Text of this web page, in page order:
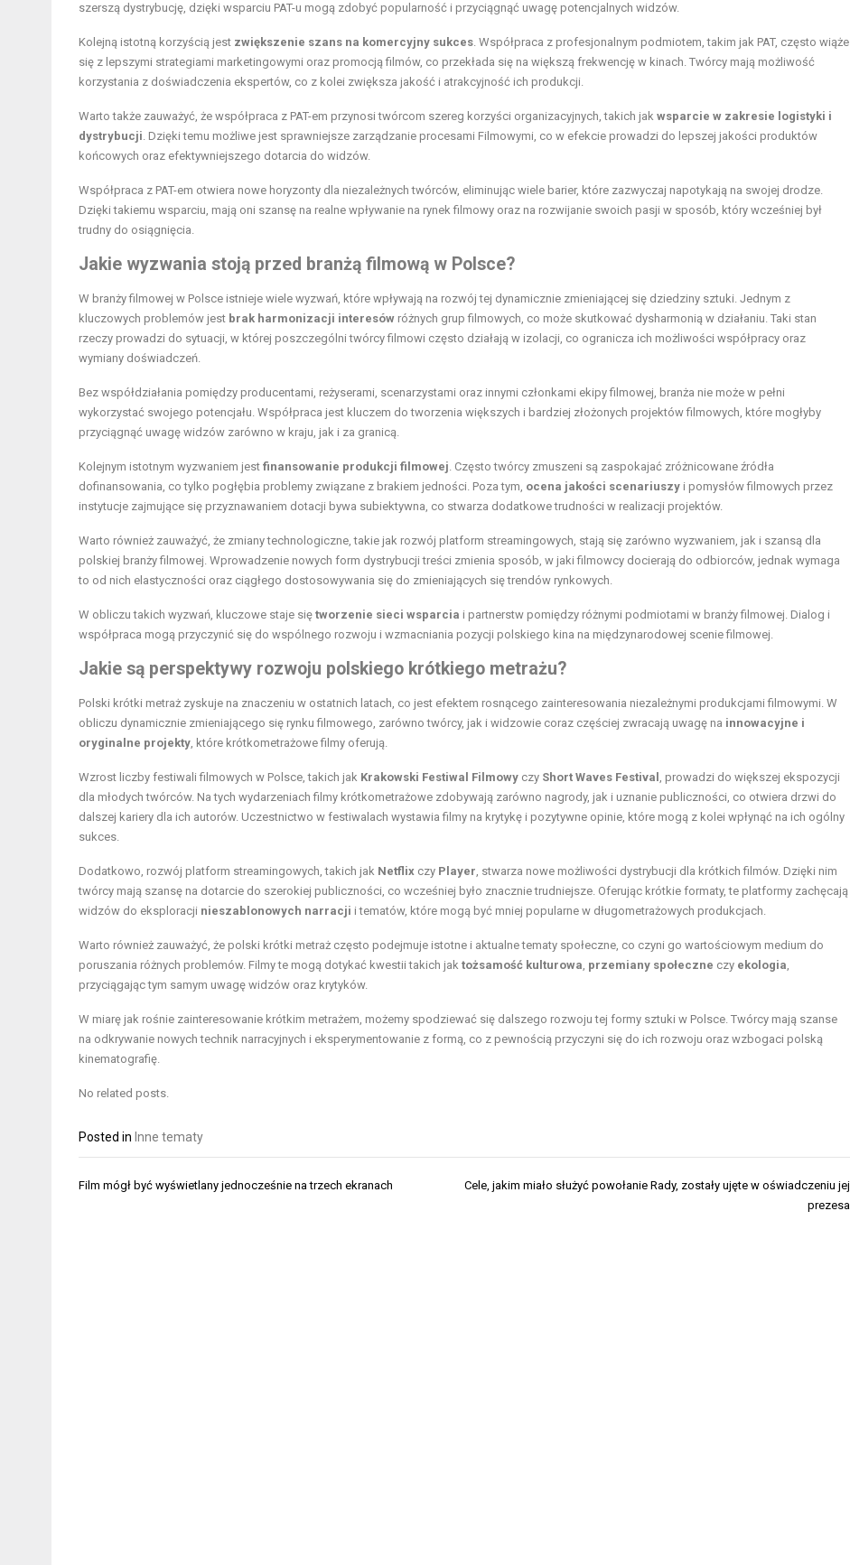
szerszą dystrybucję, dzięki wsparciu PAT-u mogą zdobyć popularność i przyciągnąć uwagę potencjalnych widzów.
Kolejną istotną korzyścią jest zwiększenie szans na komercyjny sukces. Współpraca z profesjonalnym podmiotem, takim jak PAT, często wiąże
się z lepszymi strategiami marketingowymi oraz promocją filmów, co przekłada się na większą frekwencję w kinach. Twórcy mają możliwość
korzystania z doświadczenia ekspertów, co z kolei zwiększa jakość i atrakcyjność ich produkcji.
Warto także zauważyć, że współpraca z PAT-em przynosi twórcom szereg korzyści organizacyjnych, takich jak wsparcie w zakresie logistyki i
dystrybucji. Dzięki temu możliwe jest sprawniejsze zarządzanie procesami Filmowymi, co w efekcie prowadzi do lepszej jakości produktów
końcowych oraz efektywniejszego dotarcia do widzów.
Współpraca z PAT-em otwiera nowe horyzonty dla niezależnych twórców, eliminując wiele barier, które zazwyczaj napotykają na swojej drodze.
Dzięki takiemu wsparciu, mają oni szansę na realne wpływanie na rynek filmowy oraz na rozwijanie swoich pasji w sposób, który wcześniej był
trudny do osiągnięcia.
Jakie wyzwania stoją przed branżą filmową w Polsce?
W branży filmowej w Polsce istnieje wiele wyzwań, które wpływają na rozwój tej dynamicznie zmieniającej się dziedziny sztuki. Jednym z
kluczowych problemów jest brak harmonizacji interesów różnych grup filmowych, co może skutkować dysharmonią w działaniu. Taki stan
rzeczy prowadzi do sytuacji, w której poszczególni twórcy filmowi często działają w izolacji, co ogranicza ich możliwości współpracy oraz
wymiany doświadczeń.
Bez współdziałania pomiędzy producentami, reżyserami, scenarzystami oraz innymi członkami ekipy filmowej, branża nie może w pełni
wykorzystać swojego potencjału. Współpraca jest kluczem do tworzenia większych i bardziej złożonych projektów filmowych, które mogłyby
przyciągnąć uwagę widzów zarówno w kraju, jak i za granicą.
Kolejnym istotnym wyzwaniem jest finansowanie produkcji filmowej. Często twórcy zmuszeni są zaspokajać zróżnicowane źródła
dofinansowania, co tylko pogłębia problemy związane z brakiem jedności. Poza tym, ocena jakości scenariuszy i pomysłów filmowych przez
instytucje zajmujące się przyznawaniem dotacji bywa subiektywna, co stwarza dodatkowe trudności w realizacji projektów.
Warto również zauważyć, że zmiany technologiczne, takie jak rozwój platform streamingowych, stają się zarówno wyzwaniem, jak i szansą dla
polskiej branży filmowej. Wprowadzenie nowych form dystrybucji treści zmienia sposób, w jaki filmowcy docierają do odbiorców, jednak wymaga
to od nich elastyczności oraz ciągłego dostosowywania się do zmieniających się trendów rynkowych.
W obliczu takich wyzwań, kluczowe staje się tworzenie sieci wsparcia i partnerstw pomiędzy różnymi podmiotami w branży filmowej. Dialog i
współpraca mogą przyczynić się do wspólnego rozwoju i wzmacniania pozycji polskiego kina na międzynarodowej scenie filmowej.
Jakie są perspektywy rozwoju polskiego krótkiego metrażu?
Polski krótki metraż zyskuje na znaczeniu w ostatnich latach, co jest efektem rosnącego zainteresowania niezależnymi produkcjami filmowymi. W
obliczu dynamicznie zmieniającego się rynku filmowego, zarówno twórcy, jak i widzowie coraz częściej zwracają uwagę na innowacyjne i
oryginalne projekty, które krótkometrażowe filmy oferują.
Wzrost liczby festiwali filmowych w Polsce, takich jak Krakowski Festiwal Filmowy czy Short Waves Festival , prowadzi do większej ekspozycji
dla młodych twórców. Na tych wydarzeniach filmy krótkometrażowe zdobywają zarówno nagrody, jak i uznanie publiczności, co otwiera drzwi do
dalszej kariery dla ich autorów. Uczestnictwo w festiwalach wystawia filmy na krytykę i pozytywne opinie, które mogą z kolei wpłynąć na ich ogólny
sukces.
Dodatkowo, rozwój platform streamingowych, takich jak Netflix czy Player, stwarza nowe możliwości dystrybucji dla krótkich filmów. Dzięki nim
twórcy mają szansę na dotarcie do szerokiej publiczności, co wcześniej było znacznie trudniejsze. Oferując krótkie formaty, te platformy zachęcają
widzów do eksploracji nieszablonowych narracji i tematów, które mogą być mniej popularne w długometrażowych produkcjach.
Warto również zauważyć, że polski krótki metraż często podejmuje istotne i aktualne tematy społeczne, co czyni go wartościowym medium do
poruszania różnych problemów. Filmy te mogą dotykać kwestii takich jak tożsamość kulturowa, przemiany społeczne czy ekologia,
przyciągając tym samym uwagę widzów oraz krytyków.
W miarę jak rośnie zainteresowanie krótkim metrażem, możemy spodziewać się dalszego rozwoju tej formy sztuki w Polsce. Twórcy mają szanse
na odkrywanie nowych technik narracyjnych i eksperymentowanie z formą, co z pewnością przyczyni się do ich rozwoju oraz wzbogaci polską
kinematografię.
No related posts.
Posted in Inne tematy
Nawigacja
Film mógł być wyświetlany jednocześnie na trzech ekranach
Cele, jakim miało służyć powołanie Rady, zostały ujęte w oświadczeniu jej
prezesa